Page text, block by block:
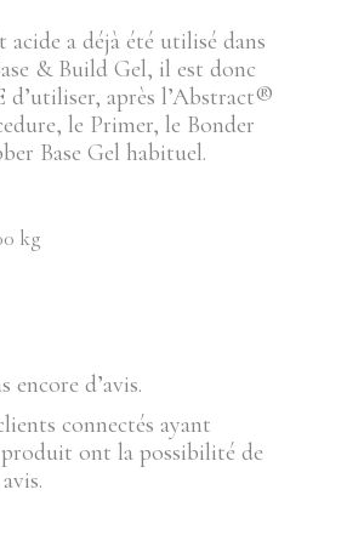
acide a déjà été utilisé dans
& Build Gel, il est donc
après l’Abstract®
le Primer, le Bonder
Base Gel habituel.
kg
encore d’avis.
connectés ayant
produit ont la possibilité de